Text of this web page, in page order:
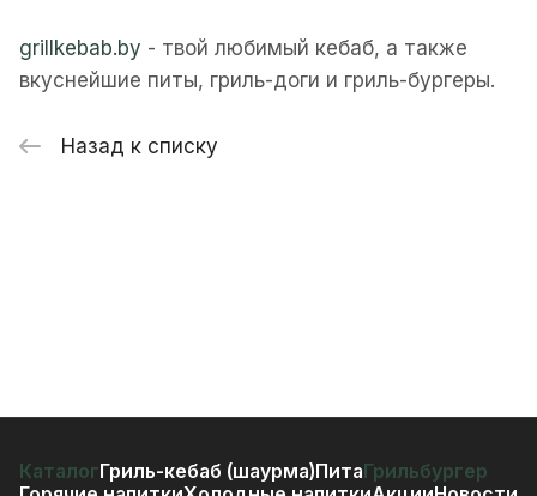
grillkebab.by - твой любимый кебаб, а также
вкуснейшие питы, гриль-доги и гриль-бургеры.
Назад к списку
КаталогГриль-кебаб (шаурма)ПитаГрильбургер